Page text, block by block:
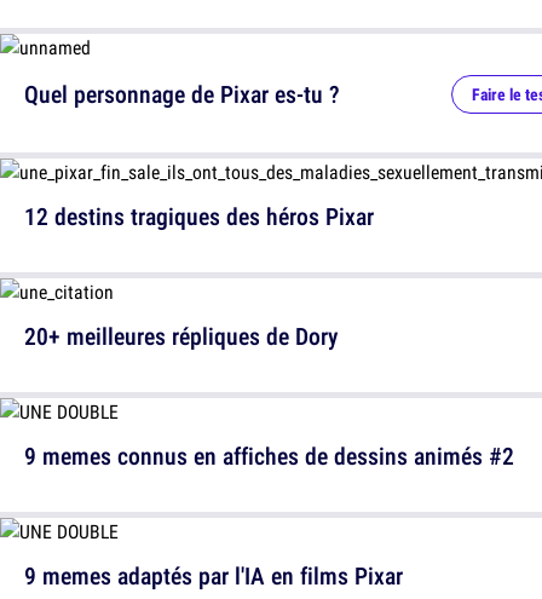
20+ meilleures répliques de Dory
9 memes adaptés par l'IA en films Pixar
Quel personnage de Pixar es-tu ? Faire le
12 destins tragiques des héros Pixar
9 memes connus en affiches de dessins animés #2